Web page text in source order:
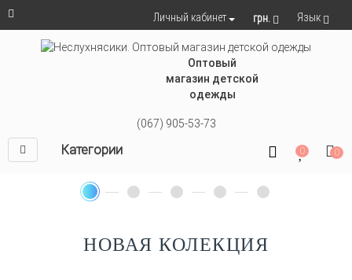
Личный кабинет грн. Язык
Оптовый
магазин детской
одежды
(067) 905-53-73
Категории 0 0
НОВАЯ КОЛЕКЦИЯ